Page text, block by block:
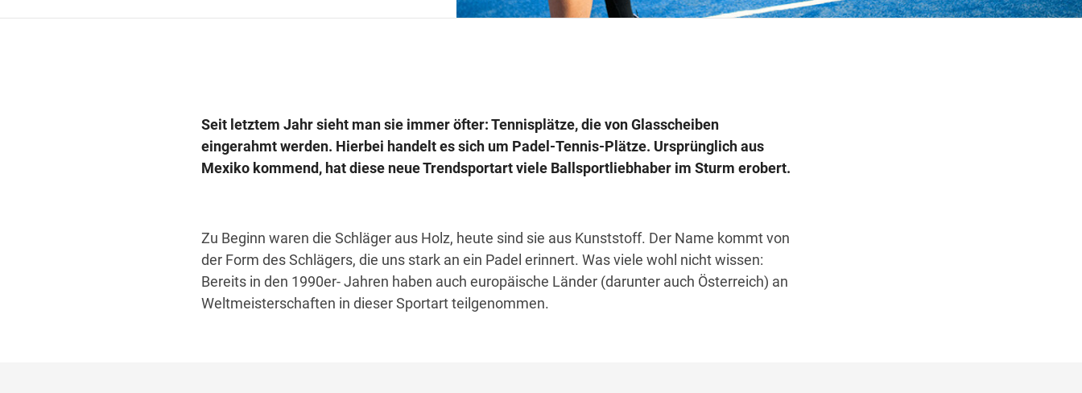
Seit letztem Jahr sieht man sie immer öfter: Tennisplätze, die von Glasscheiben
eingerahmt werden. Hierbei handelt es sich um Padel-Tennis-Plätze. Ursprünglich aus
Mexiko kommend, hat diese neue Trendsportart viele Ballsportliebhaber im Sturm erobert.
Zu Beginn waren die Schläger aus Holz, heute sind sie aus Kunststoff. Der Name kommt von
der Form des Schlägers, die uns stark an ein Padel erinnert. Was viele wohl nicht wissen:
Bereits in den 1990er- Jahren haben auch europäische Länder (darunter auch Österreich) an
Weltmeisterschaften in dieser Sportart teilgenommen.